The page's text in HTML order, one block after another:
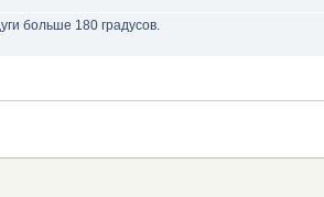
больше 180 градусов.